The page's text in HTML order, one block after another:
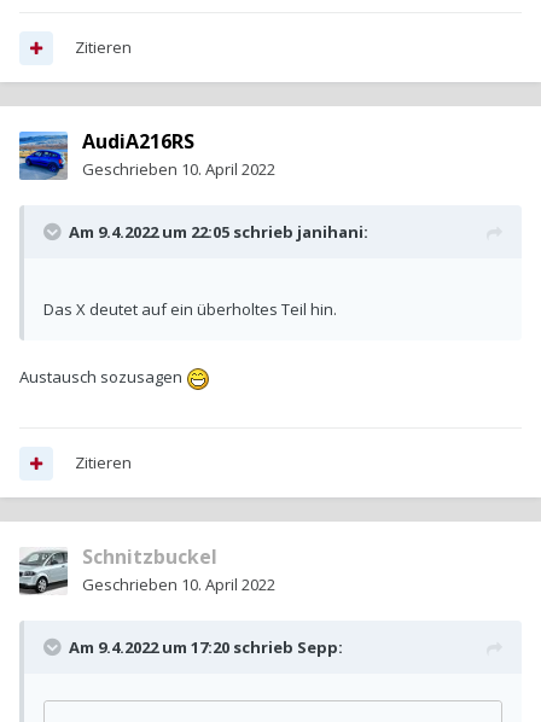
Zitieren
AudiA216RS
Geschrieben 10. April 2022
Am 9.4.2022 um 22:05 schrieb janihani:
Das X deutet auf ein überholtes Teil hin.
Austausch sozusagen
Zitieren
Schnitzbuckel
Geschrieben 10. April 2022
Am 9.4.2022 um 17:20 schrieb Sepp: